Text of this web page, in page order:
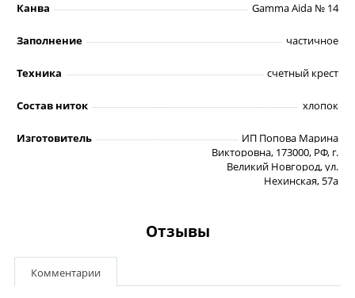
Канва Gamma Aida № 14
Заполнение частичное
Техника счетный крест
Состав ниток хлопок
Изготовитель
ИП Попова Марина
Викторовна, 173000, РФ, г.
Великий Новгород, ул.
Нехинская, 57а
Отзывы
Комментарии